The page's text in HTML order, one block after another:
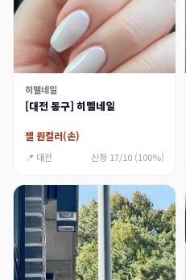
히멜네일
[대전 동구] 히멜네일
젤 원컬러(손)
📍 대전 신청 17/10 (100%)